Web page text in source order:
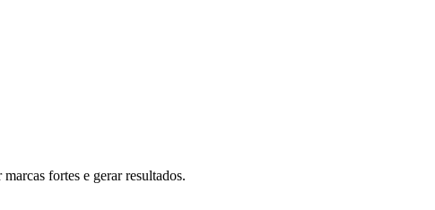
fortes e gerar resultados.